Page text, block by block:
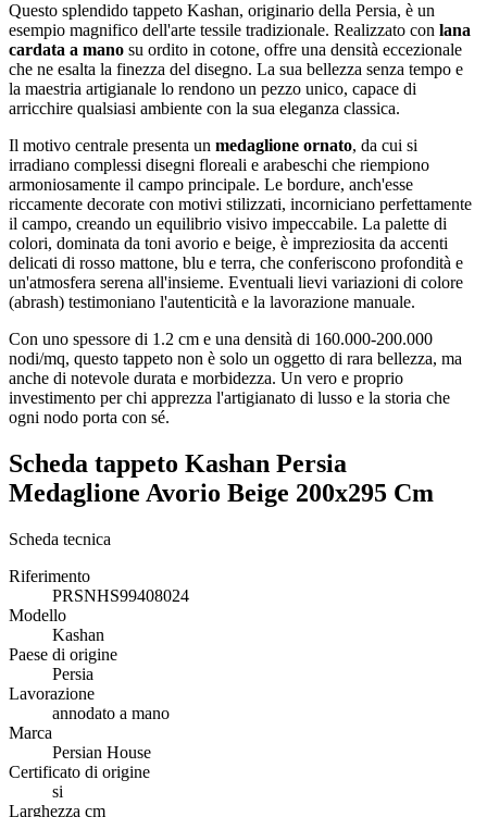
Questo splendido tappeto Kashan, originario della Persia, è un
esempio magnifico dell'arte tessile tradizionale. Realizzato con lana
cardata a mano su ordito in cotone, offre una densità eccezionale
che ne esalta la finezza del disegno. La sua bellezza senza tempo e
la maestria artigianale lo rendono un pezzo unico, capace di
arricchire qualsiasi ambiente con la sua eleganza classica.
Il motivo centrale presenta un medaglione ornato, da cui si
irradiano complessi disegni floreali e arabeschi che riempiono
armoniosamente il campo principale. Le bordure, anch'esse
riccamente decorate con motivi stilizzati, incorniciano perfettamente
il campo, creando un equilibrio visivo impeccabile. La palette di
colori, dominata da toni avorio e beige, è impreziosita da accenti
delicati di rosso mattone, blu e terra, che conferiscono profondità e
un'atmosfera serena all'insieme. Eventuali lievi variazioni di colore
(abrash) testimoniano l'autenticità e la lavorazione manuale.
Con uno spessore di 1.2 cm e una densità di 160.000-200.000
nodi/mq, questo tappeto non è solo un oggetto di rara bellezza, ma
anche di notevole durata e morbidezza. Un vero e proprio
investimento per chi apprezza l'artigianato di lusso e la storia che
ogni nodo porta con sé.
Scheda tappeto Kashan Persia
Medaglione Avorio Beige 200x295 Cm
Scheda tecnica
Riferimento
PRSNHS99408024
Modello
Kashan
Paese di origine
Persia
Lavorazione
annodato a mano
Marca
Persian House
Certificato di origine
si
Larghezza cm